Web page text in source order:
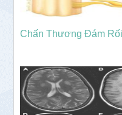
Chấn Thương Đám